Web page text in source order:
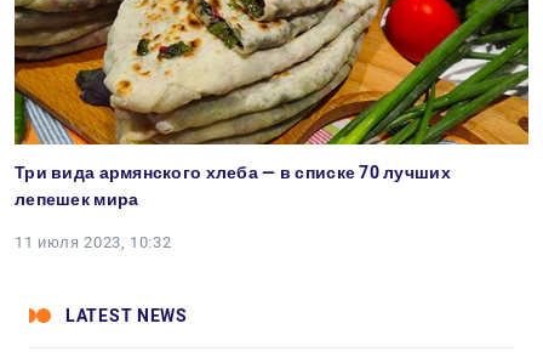
Три вида армянского хлеба — в списке 70 лучших
лепешек мира
11 июля 2023, 10:32
LATEST NEWS